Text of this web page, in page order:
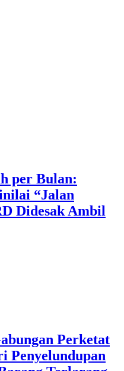
per Bulan:
“Jalan
Didesak Ambil
Perketat
Penyelundupan